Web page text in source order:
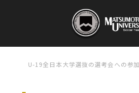
U-19全日本大学選抜の選考会への参